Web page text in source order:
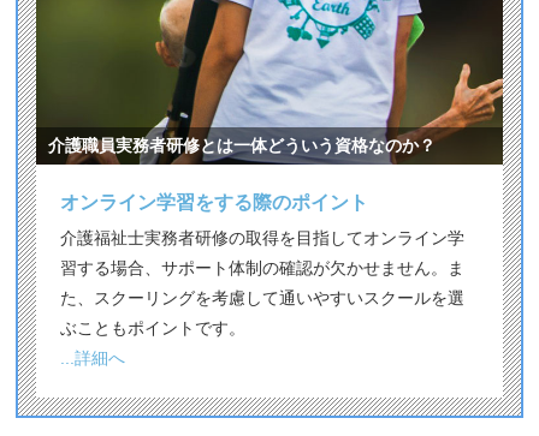
介護職員実務者研修とは一体どういう資格なのか？
オンライン学習をする際のポイント
介護福祉士実務者研修の取得を目指してオンライン学
習する場合、サポート体制の確認が欠かせません。ま
た、スクーリングを考慮して通いやすいスクールを選
ぶこともポイントです。
...詳細へ